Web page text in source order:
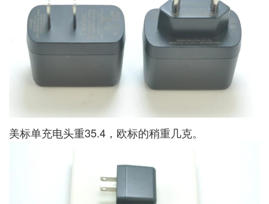
美标单充电头重35.4，欧标的稍重几克。